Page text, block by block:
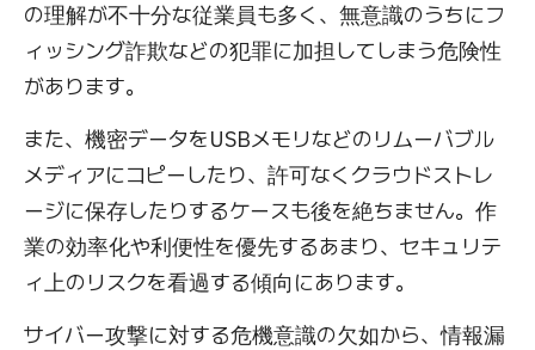
の理解が不十分な従業員も多く、無意識のうちにフ
ィッシング詐欺などの犯罪に加担してしまう危険性
があります。
また、機密データをUSBメモリなどのリムーバブル
メディアにコピーしたり、許可なくクラウドストレ
ージに保存したりするケースも後を絶ちません。作
業の効率化や利便性を優先するあまり、セキュリテ
ィ上のリスクを看過する傾向にあります。
サイバー攻撃に対する危機意識の欠如から、情報漏